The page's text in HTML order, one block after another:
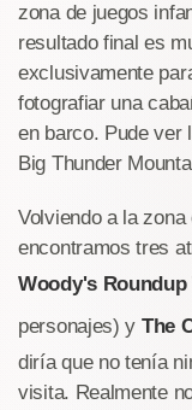
zona de juegos
resultado final es
exclusivamente
fotografiar una
en barco. Pude ver
Big Thunder
Volviendo a la
encontramos tres
Woody's Roundup
personajes) y The
diría que no tenía
visita. Realmente